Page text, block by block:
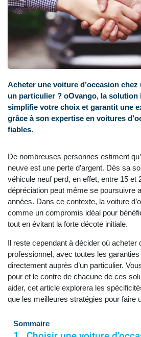
Acheter une voiture d’occasion
un particulier ? oOvango, la solution
simplifie votre choix et garantit une
grâce à son expertise en voitures
fiables.
De nombreuses personnes estiment
neuve est une perte d’argent. Dès sa
véhicule neuf perd, en effet, entre 15 et
dépréciation peut même se poursuivre
années. Dans ce contexte, la voiture
comme un compromis idéal pour
tout en évitant la forte décote initiale.
Il reste cependant à décider où acheter
professionnel, avec toutes les
directement auprès d’un particulier.
pour et le contre de chacune de ces
aider, cet article explorera les
que les meilleures stratégies pour faire
Sommaire